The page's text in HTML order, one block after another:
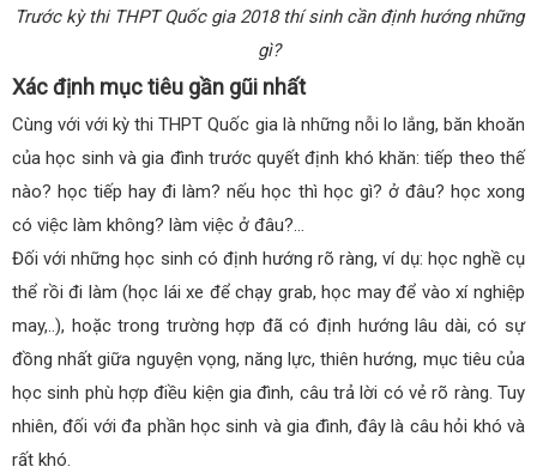
Trước kỳ thi THPT Quốc gia 2018 thí sinh cần định hướng những
gì?
Xác định mục tiêu gần gũi nhất
Cùng với với kỳ thi THPT Quốc gia là những nỗi lo lắng, băn khoăn
của học sinh và gia đình trước quyết định khó khăn: tiếp theo thế
nào? học tiếp hay đi làm? nếu học thì học gì? ở đâu? học xong
có việc làm không? làm việc ở đâu?…
Đối với những học sinh có định hướng rõ ràng, ví dụ: học nghề cụ
thể rồi đi làm (học lái xe để chạy grab, học may để vào xí nghiệp
may,..), hoặc trong trường hợp đã có định hướng lâu dài, có sự
đồng nhất giữa nguyện vọng, năng lực, thiên hướng, mục tiêu của
học sinh phù hợp điều kiện gia đình, câu trả lời có vẻ rõ ràng. Tuy
nhiên, đối với đa phần học sinh và gia đình, đây là câu hỏi khó và
rất khó.